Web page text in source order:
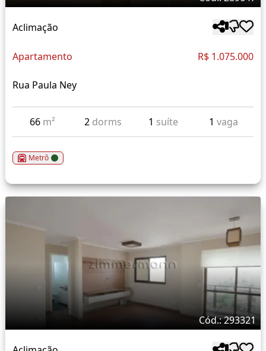
Aclimação
Apartamento R$ 1.075.000
Rua Paula Ney
66 m² 2 dorms 1 suíte 1 vaga
Metrô
Cód.: 293321